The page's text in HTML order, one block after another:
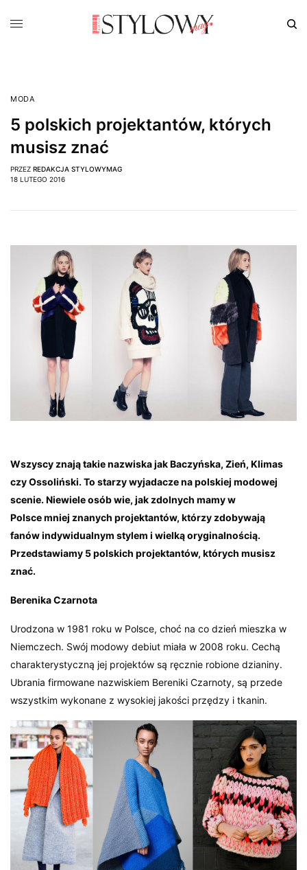
MODA
5 polskich projektantów, których
musisz znać
PRZEZ REDAKCJA STYLOWYMAG
18 LUTEGO 2016
Wszyscy znają takie nazwiska jak Baczyńska, Zień, Klimas
czy Ossoliński. To starzy wyjadacze na polskiej modowej
scenie. Niewiele osób wie, jak zdolnych mamy w
Polsce mniej znanych projektantów, którzy zdobywają
fanów indywidualnym stylem i wielką oryginalnością.
Przedstawiamy 5 polskich projektantów, których musisz
znać.
Berenika Czarnota
Urodzona w 1981 roku w Polsce, choć na co dzień mieszka w
Niemczech. Swój modowy debiut miała w 2008 roku. Cechą
charakterystyczną jej projektów są ręcznie robione dzianiny.
Ubrania firmowane nazwiskiem Bereniki Czarnoty, są przede
wszystkim wykonane z wysokiej jakości przędzy i tkanin.